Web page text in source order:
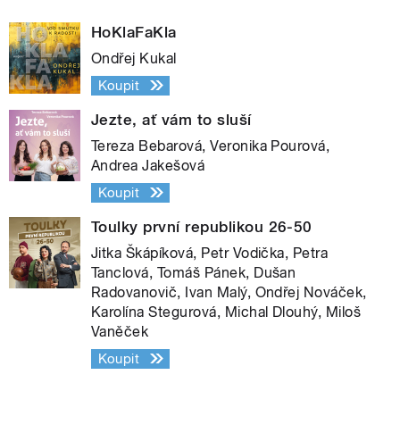
HoKlaFaKla
Ondřej Kukal
Koupit
Jezte, ať vám to sluší
Tereza Bebarová, Veronika Pourová,
Andrea Jakešová
Koupit
Toulky první republikou 26-50
Jitka Škápíková, Petr Vodička, Petra
Tanclová, Tomáš Pánek, Dušan
Radovanovič, Ivan Malý, Ondřej Nováček,
Karolína Stegurová, Michal Dlouhý, Miloš
Vaněček
Koupit